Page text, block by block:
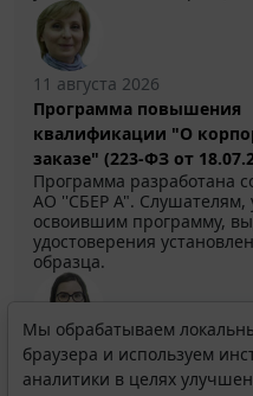
11 августа 2026
Программа повышения
квалификации "О
заказе" (223-ФЗ от
Программа разработана
АО ''СБЕР А". Слушателям,
освоившим программу,
удостоверения
образца.
Выберите тему программы
для юристов ...
Мы обрабатываем
браузера и используем
аналитики в целях